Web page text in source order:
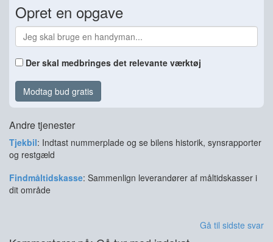
Opret en opgave
Der skal medbringes det relevante værktøj
Modtag bud gratis
Andre tjenester
Tjekbil: Indtast nummerplade og se bilens historik, synsrapporter
og restgæld
Findmåltidskasse: Sammenlign leverandører af måltidskasser i
dit område
Gå til sidste svar